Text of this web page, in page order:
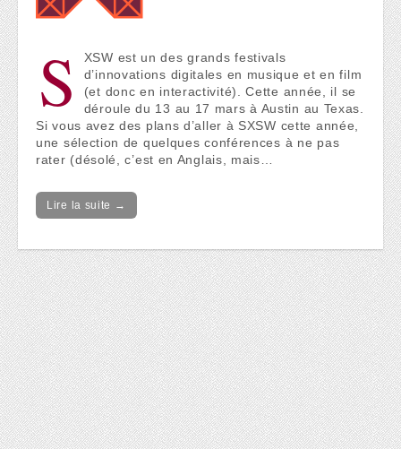
S
XSW est un des grands festivals
d’innovations digitales en musique et en film
(et donc en interactivité). Cette année, il se
déroule du 13 au 17 mars à Austin au Texas.
Si vous avez des plans d’aller à SXSW cette année,
une sélection de quelques conférences à ne pas
rater (désolé, c’est en Anglais, mais…
Lire la suite →